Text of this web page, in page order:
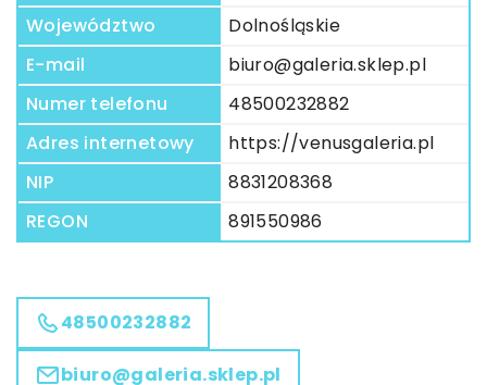
Województwo
Dolnośląskie
E-mail
biuro@galeria.sklep.pl
Numer telefonu
48500232882
Adres internetowy
https://venusgaleria.pl
NIP
8831208368
REGON
891550986
48500232882
biuro@galeria.sklep.pl